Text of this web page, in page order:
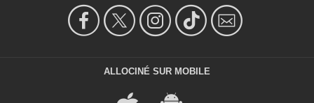
ALLOCINÉ SUR MOBILE